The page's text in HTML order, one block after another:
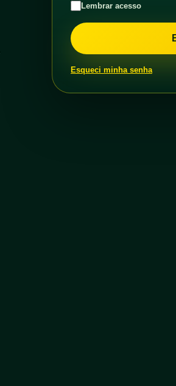
Lembrar acesso
Esqueci minha senha